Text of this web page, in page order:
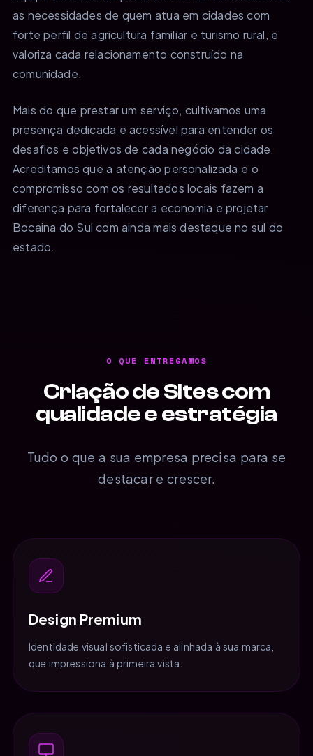
as necessidades de quem atua em cidades com
forte perfil de agricultura familiar e turismo rural, e
valoriza cada relacionamento construído na
comunidade.
Mais do que prestar um serviço, cultivamos uma
presença dedicada e acessível para entender os
desafios e objetivos de cada negócio da cidade.
Acreditamos que a atenção personalizada e o
compromisso com os resultados locais fazem a
diferença para fortalecer a economia e projetar
Bocaina do Sul com ainda mais destaque no sul do
estado.
O QUE ENTREGAMOS
Criação de Sites com
qualidade e estratégia
Tudo o que a sua empresa precisa para se
destacar e crescer.
Design Premium
Identidade visual sofisticada e alinhada à sua marca,
que impressiona à primeira vista.